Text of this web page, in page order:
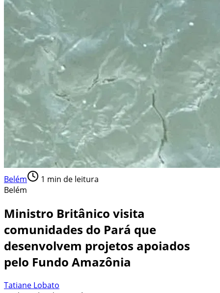
Belém 1 min de leitura
Belém
Ministro Britânico visita
comunidades do Pará que
desenvolvem projetos apoiados
pelo Fundo Amazônia
Tatiane Lobato